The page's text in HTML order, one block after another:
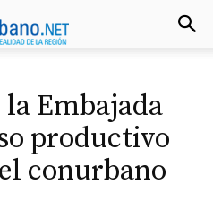
Embajada
productivo
conurbano